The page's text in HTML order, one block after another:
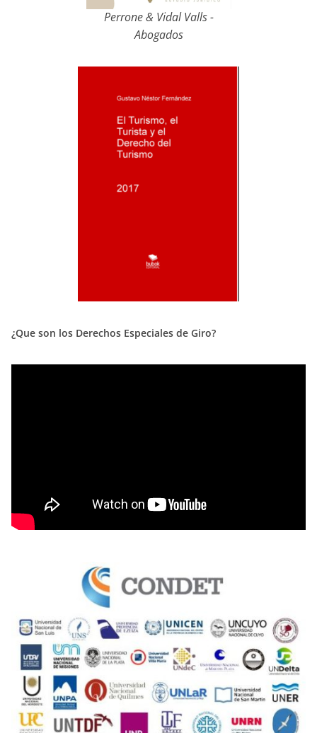
Perrone & Vidal Valls -
Abogados
¿Que son los Derechos Especiales de Giro?